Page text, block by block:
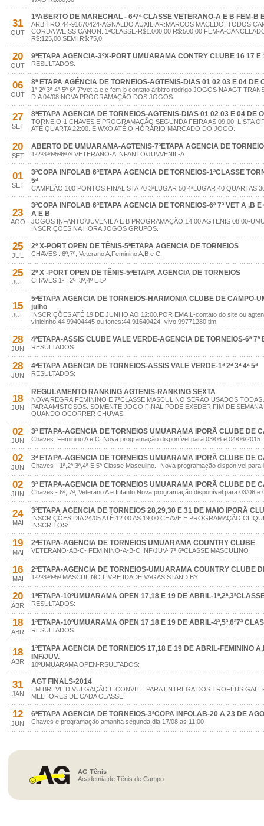
31
OUT
1ºABERTO DE MARECHAL - 6ª7ª CLASSE VETERANO-A E B FEM-B
ARBITRO 44-91670424-AGNALDO AUXILIAR:MARCOS MACEDO. TODOS
CORDA WEISS CANON. 1ªCLASSE-R$1.000,00 R$:500,00 FEM-A-
R$:125,00 SEMI R$:75,0
20
OUT
9ªETAPA AGENCIA-3ºX-PORT UMUARAMA CONTRY CLUBE 16 17 E
RESULTADOS:
06
OUT
8ª ETAPA AGÊNCIA DE TORNEIOS-AGTENIS-DIAS 01 02 03 E 04 DE
1ª 2ª 3ª 4ª 5ª 6ª 7ªvet-a e c fem-b contato árbitro rodrigo JOGOS NA AGT
DIA 04/08 NOVA PROGRAMAÇÃO DOS JOGOS
27
SET
8ªETAPA AGENCIA DE TORNEIOS-AGTENIS-DIAS 01 02 03 E 04 DE
TORNEIO-1 CHAVES E PROGRAMAÇÃO SEGUNDA FEIRA AS 09:00. LISTA
ATÉ QUARTA 22:00. E WXO ATÉ O HORÁRIO MARCADO DO JOGO.
20
SET
ABERTO DE UMUARAMA-AGTENIS-7ªETAPA AGENCIA DE
1ª2ª3ª4ª5ª6ª7ª VETERANO-A INFANTO/JUVVENIL-A
01
SET
3ªCOPA INFOLAB 6ªETAPA AGENCIA DE TORNEIOS-1ªCLASSE
5ª
CAMPEÃO 100 PONTOS FINALISTA 70 3ªLUGAR 50 4ªLUGAR 40 QUARTAS
23
AGO
3ªCOPA INFOLAB 6ªETAPA AGENCIA DE TORNEIOS-6ª 7ª VET A ,B
A E B
JOGOS INFANTO/JUVENIL A E B PROGRAMAÇÃO 14:00 AGTENIS 08:00-
INSCRIÇÕES NA HORA JOGOS GRUPOS.
25
JUL
2º X-PORT OPEN DE TÊNIS-5ªETAPA AGENCIA DE TORNEIOS
CHAVES : 6º,7º, Veterano A,Feminino A,B e C,
25
JUL
2º X -PORT OPEN DE TÊNIS-5ªETAPA AGENCIA DE TORNEIOS
CHAVES 1º , 2º ,3º,4º E 5º
15
JUL
5ªETAPA AGENCIA DE TORNEIOS-HARMONIA CLUBE DE CAMPO-
julho
INSCRIÇÕES ATÉ 19 DE JUNHO AO 12:00.POR EMAIL-contato do site ou
vinicinho 44 99404445 ou fones:44 91640424 -vivo 99771280 tim
28
JUN
4ªETAPA-ASSIS CLUBE VALE VERDE-AGENCIA DE TORNEIOS-6ª 7ª
RESULTADOS:
28
JUN
4ªETAPA AGENCIA DE TORNEIOS-ASSIS VALE VERDE-1ª 2ª 3ª 4ª 5ª
RESULTADOS:
18
JUN
REGULAMENTO RANKING AGTENIS-RANKING SEXTA
NOVA REGRA:FEMININO E 7ªCLASSE MASCULINO SERÃO USADOS
PARA AMISTOSOS. SOMENTE JOGO FINAL PODE EXEDER FIM DE
QUANDO OCORRER CHUVAS.
02
JUN
3ª ETAPA-AGENCIA DE TORNEIOS UMUARAMA IPORÃ CLUBE DE
Chaves. Feminino A e C. Nova programação disponível para 03/06 e 04/06/2015.
02
JUN
3ª ETAPA-AGENCIA DE TORNEIOS UMUARAMA IPORÃ CLUBE DE
Chaves - 1ª,2ª,3ª,4ª E 5ª Classe Masculino.- Nova programação disponível para
02
JUN
3ª ETAPA-AGENCIA DE TORNEIOS UMUARAMA IPORÃ CLUBE DE
Chaves - 6ª, 7ª, Veterano A e Infanto Nova programação disponível para 03/06 e
24
MAI
3ªETAPA AGENCIA DE TORNEIOS 28,29,30 E 31 DE MAIO IPORÃ
INSCRIÇÕES DIA 24/05 ATÉ 12:00 AS 19:00 CHAVE E PROGRAMAÇÃO
INSCRITOS:
19
MAI
2ªETAPA-AGENCIA DE TORNEIOS UMUARAMA COUNTRY CLUBE
VETERANO-AB-C- FEMININO-A-B-C INF/JUV- 7ª,6ªCLASSE MASCULINO
16
MAI
2ªETAPA-AGENCIA DE TORNEIOS-UMUARAMA COUNTRY CLUBE
1ª2ª3ª4ª5ª MASCULINO LIVRE IDADE VAGAS STAND BY
20
ABR
1ªETAPA-10ºUMUARAMA OPEN 17,18 E 19 DE ABRIL-
RESULTADOS:
18
ABR
1ªETAPA-10ºUMUARAMA OPEN 17,18 E 19 DE ABRIL-4ª,5ª,6ª7ª
RESULTADOS
18
ABR
1ªETAPA AGENCIA DE TORNEIOS 17,18 E 19 DE ABRIL-FEMININO
INF/JUV.
10ºUMUARAMA OPEN-RSULTADOS:
31
JAN
AGT FINALS-2014
EM BREVE DIVULGAÇÃO E CONVITE PARA ENTREGA DOS TROFÉUS
MELHORES DE CADA CLASSE.
12
JUN
6ªETAPA AGENCIA DE TORNEIOS-3ªCOPA INFOLAB-20 A 23 DE
Chaves e programação amanha segunda dia 17/08 as 11:00
AG Tênis
Academia de Tênis de Campo